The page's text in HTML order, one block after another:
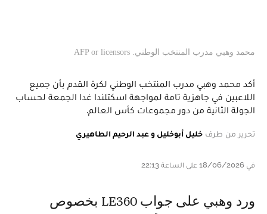
محمد وهبي مدرب المنتخب الوطني. AFP or licensors
أكد محمد وهبي مدرب المنتخب الوطني لكرة القدم بأن جميع
اللاعبين في جاهزية تامة لمواجهة اسكتلندا غدا الجمعة لحساب
الجولة الثانية من دور مجموعات كأس العالم.
تحرير من طرف خليل أبوخليل و عبد الرحيم الطاهيري
في 18/06/2026 على الساعة 22:13
و رد وهبي على جواب LE360 بخصوص